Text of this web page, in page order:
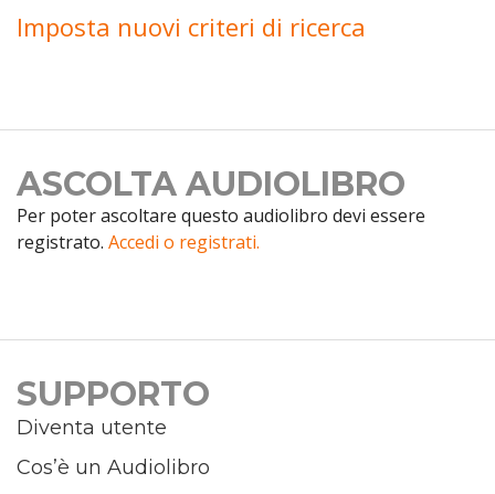
Imposta nuovi criteri di ricerca
ASCOLTA AUDIOLIBRO
Per poter ascoltare questo audiolibro devi essere
registrato. Accedi o registrati.
SUPPORTO
Diventa utente
Cos’è un Audiolibro